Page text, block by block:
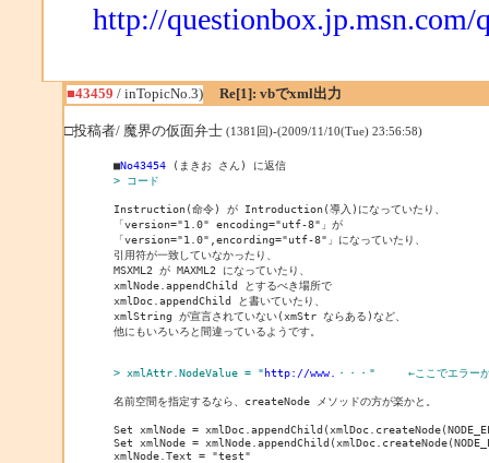
http://questionbox.jp.msn.com/
■43459 / inTopicNo.3) Re[1]: vbでxml出力
□投稿者/ 魔界の仮面弁士 (1381回)-(2009/11/10(Tue) 23:56:58)
■No43454
(まきお さん) に返信
> コード
Instruction(命令) が Introduction(導入)になっていたり、
「version="1.0" encoding="utf-8"」が
「version="1.0",encording="utf-8"」になっていたり、
引用符が一致していなかったり、
MSXML2 が MAXML2 になっていたり、
xmlNode.appendChild とするべき場所で
xmlDoc.appendChild と書いていたり、
xmlString が宣言されていない(xmStr ならある)など、
他にもいろいろと間違っているようです。
> xmlAttr.NodeValue = "http://www. ・・・"　　　←ここでエラー
名前空間を指定するなら、createNode メソッドの方が楽かと。
Set xmlNode =
Set xmlNode =
xmlNode.Text = "test"